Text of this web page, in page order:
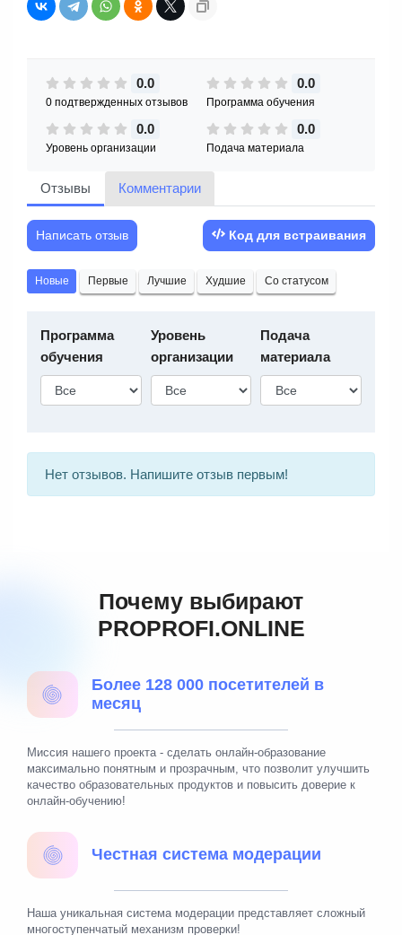
0.0
0 подтвержденных отзывов
0.0
Программа обучения
0.0
Уровень организации
0.0
Подача материала
Отзывы Комментарии
Написать отзыв Код для встраивания
Новые Первые Лучшие Худшие Со статусом
Программа
обучения
Уровень
организации
Подача
материала
Нет отзывов. Напишите отзыв первым!
Почему выбирают
PROPROFI.ONLINE
Более 128 000 посетителей в
месяц
Миссия нашего проекта - сделать онлайн-образование
максимально понятным и прозрачным, что позволит улучшить
качество образовательных продуктов и повысить доверие к
онлайн-обучению!
Честная система модерации
Наша уникальная система модерации представляет сложный
многоступенчатый механизм проверки!